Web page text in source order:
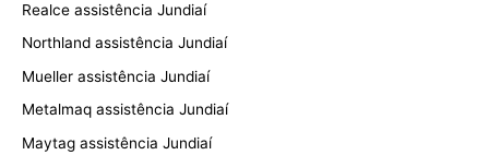
Realce assistência Jundiaí
Northland assistência Jundiaí
Mueller assistência Jundiaí
Metalmaq assistência Jundiaí
Maytag assistência Jundiaí